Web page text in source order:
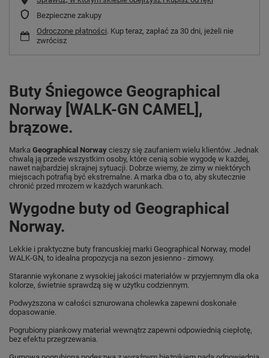
Bezpieczne zakupy
Odroczone płatności. Kup teraz, zapłać za 30 dni, jeżeli nie
zwrócisz
Buty Śniegowce Geographical
Norway [WALK-GN CAMEL],
brązowe.
Marka Geographical Norway cieszy się zaufaniem wielu klientów. Jednak
chwalą ją przede wszystkim osoby, które cenią sobie wygodę w każdej,
nawet najbardziej skrajnej sytuacji. Dobrze wiemy, że zimy w niektórych
miejscach potrafią być ekstremalne. A marka dba o to, aby skutecznie
chronić przed mrozem w każdych warunkach.
Wygodne buty od Geographical
Norway.
Lekkie i praktyczne buty francuskiej marki Geographical Norway, model
WALK-GN, to idealna propozycja na sezon jesienno - zimowy.
Starannie wykonane z wysokiej jakości materiałów w przyjemnym dla oka
kolorze, świetnie sprawdzą się w użytku codziennym.
Podwyższona w całości sznurowana cholewka zapewni doskonałe
dopasowanie.
Pogrubiony piankowy materiał wewnątrz zapewni odpowiednią ciepłotę,
bez efektu przegrzewania.